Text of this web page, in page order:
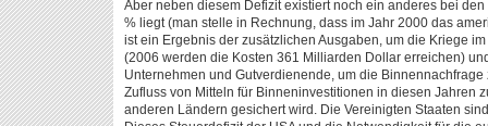
Aber neben diesem Defizit existiert noch ein anderes bei
% liegt (man stelle in Rechnung, dass im Jahr 2000 das
ist ein Ergebnis der zusätzlichen Ausgaben, um die Kriege
(2006 werden die Kosten 361 Milliarden Dollar erreichen)
Unternehmen und Gutverdienende, um die
Zufluss von Mitteln für Binneninvestitionen in diesen Jahren
anderen Ländern gesichert wird. Die Vereinigten Staaten